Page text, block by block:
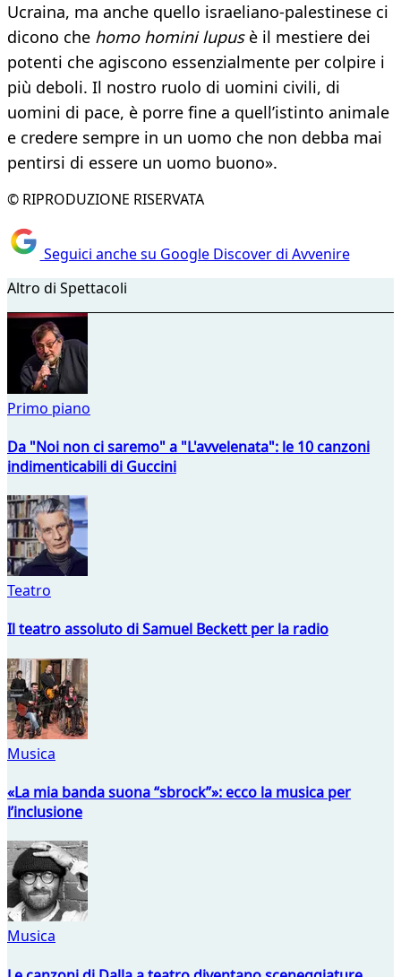
Ucraina, ma anche quello israeliano-palestinese ci
dicono che homo homini lupus è il mestiere dei
potenti che agiscono essenzialmente per colpire i
più deboli. Il nostro ruolo di uomini civili, di
uomini di pace, è porre fine a quell’istinto animale
e credere sempre in un uomo che non debba mai
pentirsi di essere un uomo buono».
© RIPRODUZIONE RISERVATA
Seguici anche su Google Discover di Avvenire
Altro di Spettacoli
Primo piano
Da "Noi non ci saremo" a "L'avvelenata": le 10 canzoni
indimenticabili di Guccini
Teatro
Il teatro assoluto di Samuel Beckett per la radio
Musica
«La mia banda suona “sbrock”»: ecco la musica per
l’inclusione
Musica